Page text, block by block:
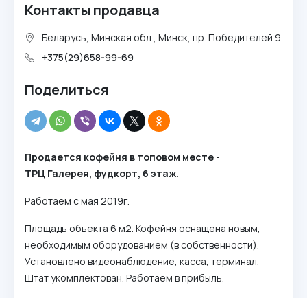
Контакты продавца
Беларусь, Минская обл., Минск, пр. Победителей 9
+375(29)658-99-69
Поделиться
Продается кофейня в топовом месте -
ТРЦ Галерея, фудкорт, 6 этаж.
Работаем с мая 2019г.
Площадь объекта 6 м2. Кофейня оснащена новым,
необходимым оборудованием (в собственности).
Установлено видеонаблюдение, касса, терминал.
Штат укомплектован. Работаем в прибыль.